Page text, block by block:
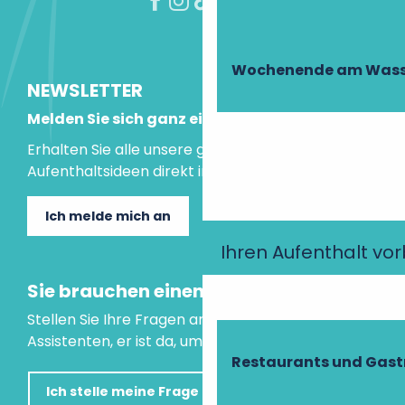
Wochenende am
Ihren Aufenthalt
Restaurants und
NEWSLETTER
Melden Sie sich ganz einfach an!
Erhalten Sie alle unsere guten Tipps und
Aufenthaltsideen direkt in Ihre Mailbox.
Ich melde mich an
Sie brauchen einen Rat?
Stellen Sie Ihre Fragen an unseren virtuellen
Assistenten, er ist da, um Ihnen zu helfen.
Ich stelle meine Frage